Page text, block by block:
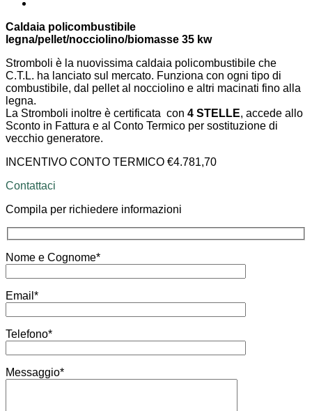
Caldaia policombustibile
legna/pellet/nocciolino/biomasse 35 kw
Stromboli è la nuovissima caldaia policombustibile che
C.T.L. ha lanciato sul mercato. Funziona con ogni tipo di
combustibile, dal pellet al nocciolino e altri macinati fino alla
legna.
La Stromboli inoltre è certificata con 4 STELLE, accede allo
Sconto in Fattura e al Conto Termico per sostituzione di
vecchio generatore.
INCENTIVO CONTO TERMICO €4.781,70
Contattaci
Compila per richiedere informazioni
Nome e Cognome*
Email*
Telefono*
Messaggio*